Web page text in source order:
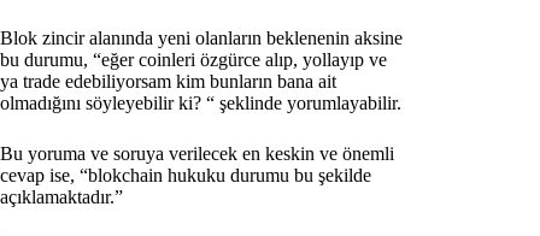
Blok zincir alanında yeni olanların beklenenin aksine
bu durumu, “eğer coinleri özgürce alıp, yollayıp ve
ya trade edebiliyorsam kim bunların bana ait
olmadığını söyleyebilir ki? “ şeklinde yorumlayabilir.
Bu yoruma ve soruya verilecek en keskin ve önemli
cevap ise, “blokchain hukuku durumu bu şekilde
açıklamaktadır.”